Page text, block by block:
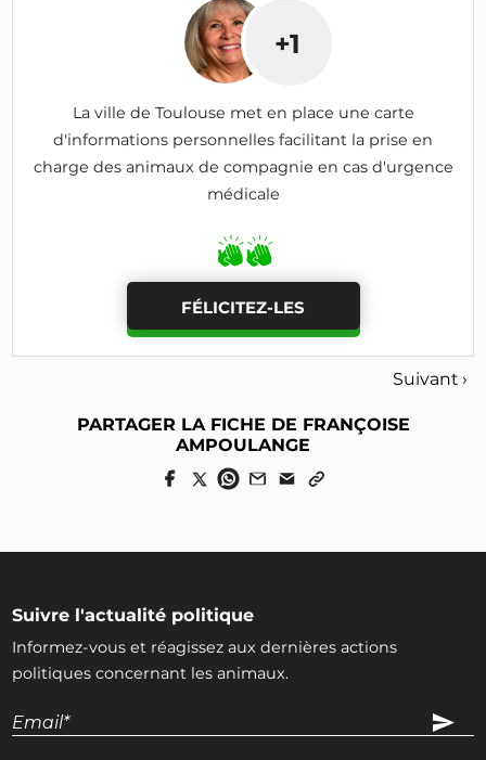
+1
La ville de Toulouse met en place une carte
d'informations personnelles facilitant la prise en
charge des animaux de compagnie en cas d'urgence
médicale
FÉLICITEZ-LES
Suivant ›
PARTAGER LA FICHE DE FRANÇOISE
AMPOULANGE
Suivre l'actualité politique
Informez-vous et réagissez aux dernières actions
politiques concernant les animaux.